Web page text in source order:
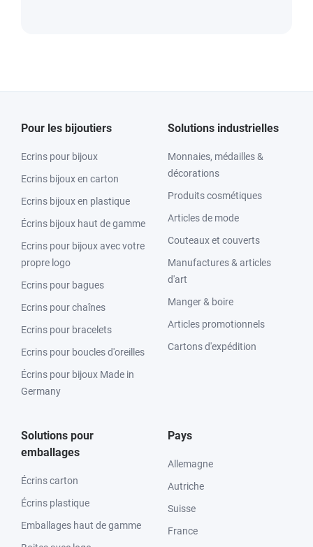
Pour les bijoutiers
Ecrins pour bijoux
Ecrins bijoux en carton
Ecrins bijoux en plastique
Écrins bijoux haut de gamme
Ecrins pour bijoux avec votre
propre logo
Ecrins pour bagues
Ecrins pour chaînes
Ecrins pour bracelets
Ecrins pour boucles d'oreilles
Écrins pour bijoux Made in
Germany
Solutions industrielles
Monnaies, médailles &
décorations
Produits cosmétiques
Articles de mode
Couteaux et couverts
Manufactures & articles
d'art
Manger & boire
Articles promotionnels
Cartons d'expédition
Solutions pour
emballages
Écrins carton
Écrins plastique
Emballages haut de gamme
Pays
Allemagne
Autriche
Suisse
France